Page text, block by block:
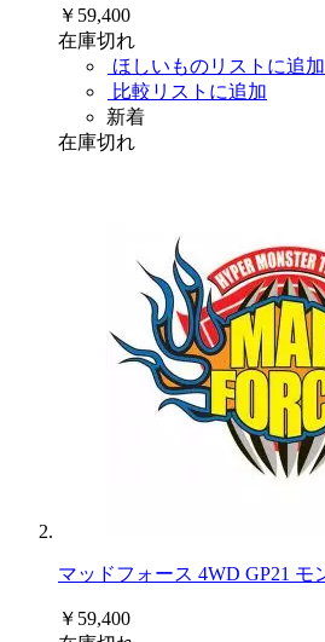
￥59,400
在庫切れ
ほしいものリストに追加
比較リストに追加
新着
在庫切れ
マッドフォース 4WD GP21 モ
￥59,400